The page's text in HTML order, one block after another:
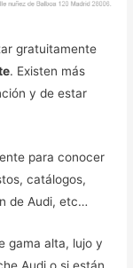
gratuitamente
. Existen más
y de estar
para conocer
catálogos,
de Audi, etc…
gama alta, lujo y